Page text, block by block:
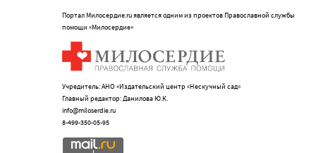
Портал Милосердие.ru является одним из проектов Православной службы
помощи «Милосердие»
Учредитель: АНО «Издательский центр «Нескучный сад»
Главный редактор: Данилова Ю.К.
info@miloserdie.ru
8-499-350-05-95